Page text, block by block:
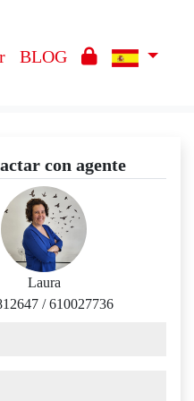
BLOG
con agente
Laura
/610027736